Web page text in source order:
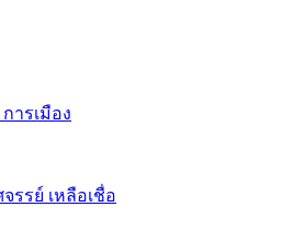
ารเมือง
รรย์ เหลือเชื่อ